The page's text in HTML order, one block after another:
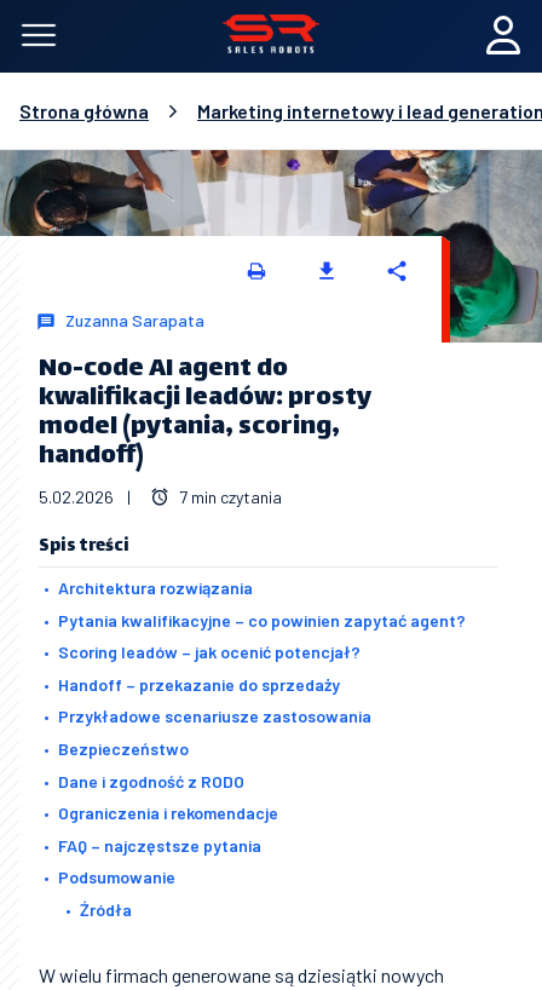
Strona główna Marketing internetowy i lead
Zuzanna Sarapata
No-code AI agent do
kwalifikacji leadów: prosty
model (pytania, scoring,
handoff)
5.02.2026 | 7 min czytania
Spis treści
Architektura rozwiązania
Pytania kwalifikacyjne – co powinien zapytać agent?
Scoring leadów – jak ocenić potencjał?
Handoff – przekazanie do sprzedaży
Przykładowe scenariusze zastosowania
Bezpieczeństwo
Dane i zgodność z RODO
Ograniczenia i rekomendacje
FAQ – najczęstsze pytania
Podsumowanie
Źródła
W wielu firmach generowane są dziesiątki nowych